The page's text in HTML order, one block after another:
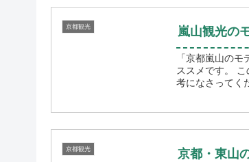
京都観光 嵐山観光の
「京都嵐山のモデ
ススメです。 この記事では、 ◆嵐山をゆるっと観光したコース について紹介しています。ご参
考になさってく
京都観光 京都・東山